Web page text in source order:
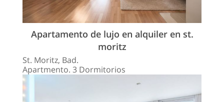
Apartamento de lujo en alquiler en st.
moritz
St. Moritz, Bad.
Apartmento. 3 Dormitorios